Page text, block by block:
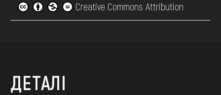
Creative Commons Attribution
ДЕТАЛІ